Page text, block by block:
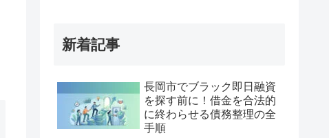
新着記事
長岡市でブラック即日融資
を探す前に！借金を合法的
に終わらせる債務整理の全
手順